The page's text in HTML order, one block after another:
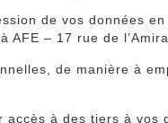
de vos données
AFE – 17 rue de
de manière à
à des tiers à